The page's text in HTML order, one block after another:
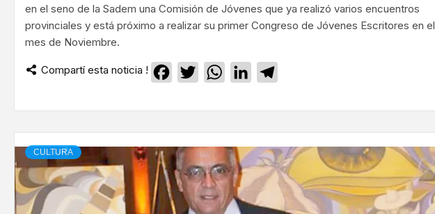
en el seno de la Sadem una Comisión de Jóvenes que ya realizó varios encuentros
provinciales y está próximo a realizar su primer Congreso de Jóvenes Escritores en el
mes de Noviembre.
Compartí esta noticia ! Facebook
TwitterWhatsApp
LinkedIn
CULTURA